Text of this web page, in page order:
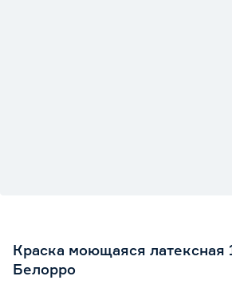
Краска моющаяся латексная
Белорро